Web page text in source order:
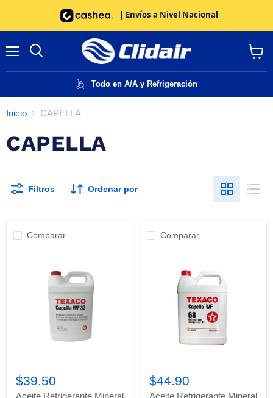
| Envíos a Nivel Nacional
Todo en A/A y Refrigeración
carrito
Inicio CAPELLA
CAPELLA
Filtros Ordenar por
Comparar
Refrigerante
Mineral
Capella
$39.50
Aceite Refrigerante Mineral
Comparar
Refrigerante
Mineral
Capella
$44.90
Aceite Refrigerante Mineral